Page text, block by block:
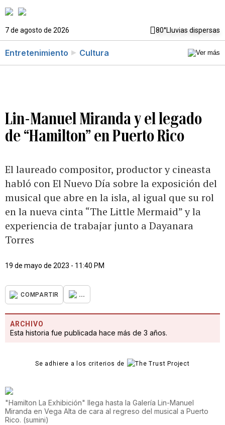
7 de agosto de 2026 80°Lluvias dispersas
Entretenimiento Cultura
Lin-Manuel Miranda y el legado
de “Hamilton” en Puerto Rico
El laureado compositor, productor y cineasta
habló con El Nuevo Día sobre la exposición del
musical que abre en la isla, al igual que su rol
en la nueva cinta “The Little Mermaid” y la
experiencia de trabajar junto a Dayanara
Torres
19 de mayo de 2023 - 11:40 PM
COMPARTIR ...
ARCHIVO
Esta historia fue publicada hace más de 3 años.
Se adhiere a los criterios de
"Hamilton La Exhibición" llega hasta la Galería Lin-Manuel
Miranda en Vega Alta de cara al regreso del musical a Puerto
Rico. (sumini)